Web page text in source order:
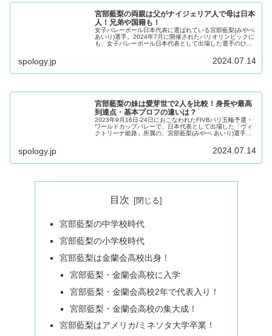
宮部藍梨の両親は父がナイジェリア人で母は日本
人！兄弟や国籍も！
女子バレーボール日本代表に選ばれている宮部藍梨(みやべ
あいり)選手。2024年7月に開催されたパリオリンピックに
も、女子バレーボール日本代表として出場した選手のひと
spology.jp 2024.07.14
宮部藍梨の妹は愛芽世で2人を比較！身長や最高
到達点・基本プロフの違いは？
2023年9月16日-24日におこなわれたFIVBパリ五輪予選・
ワールドカップバレーで、日本代表として出場した「ヴィ
クトリーナ姫路」所属の、宮部藍梨(みやべ あいり)選手。
spology.jp 2024.07.14
目次
宮部藍梨の中学校時代
宮部藍梨の小学校時代
宮部藍梨は金蘭会高校出身！
宮部藍梨・金蘭会高校に入学
宮部藍梨・金蘭会高校2年で代表入り！
宮部藍梨・金蘭会高校の集大成！
宮部藍梨はアメリカ/ミネソタ大学卒業！